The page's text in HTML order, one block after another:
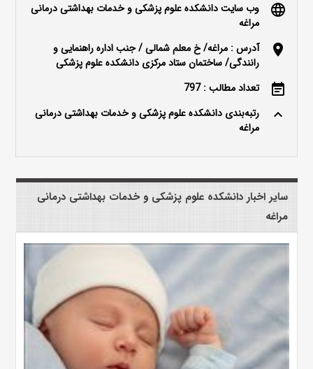
language
وب سایت دانشکده علوم پزشکی و خدمات بهداشتی درمانی
مراغه
location_on
آدرس : مراغه/ خ معلم شمالی / جنب اداره راهنمایی و
رانندگی/ ساختمان ستاد مرکزی دانشکده علوم پزشکی
event_note تعداد مطالب : 797
keyboard_arrow_up
رتبه‌بندی دانشکده علوم پزشکی و خدمات بهداشتی درمانی
مراغه
سایر اخبار دانشکده علوم پزشکی و خدمات بهداشتی درمانی
مراغه